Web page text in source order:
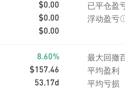
$0.00 已平仓盈
$0.00 浮动盈亏
$0.00
8.60% 最大回撤
$157.46 平均盈利
53.17d 平均亏损